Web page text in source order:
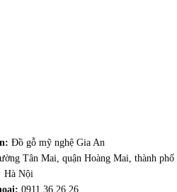
Đồ gỗ mỹ nghệ Gia An
Tân Mai, quận Hoàng Mai, thành phố
Hà Nội
0911 36 26 26